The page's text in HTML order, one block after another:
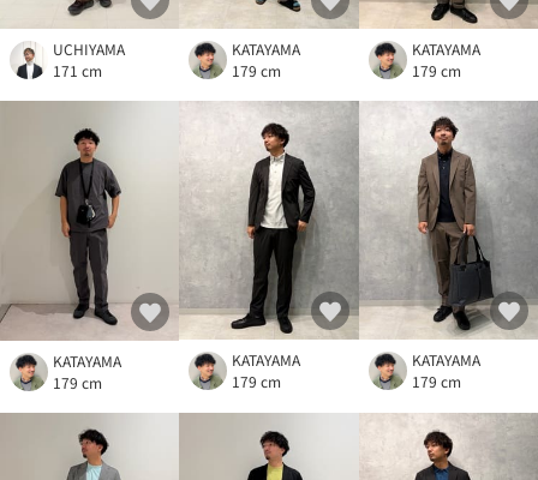
UCHIYAMA
171 cm
KATAYAMA
179 cm
KATAYAMA
179 cm
KATAYAMA
179 cm
KATAYAMA
179 cm
KATAYAMA
179 cm